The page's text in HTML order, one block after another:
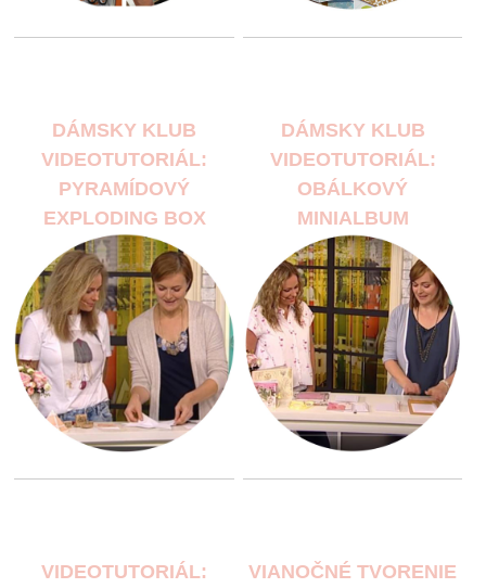
DÁMSKY KLUB
VIDEOTUTORIÁL:
PYRAMÍDOVÝ
EXPLODING BOX
DÁMSKY KLUB
VIDEOTUTORIÁL:
OBÁLKOVÝ
MINIALBUM
VIDEOTUTORIÁL:
VIANOČNÉ TVORENIE